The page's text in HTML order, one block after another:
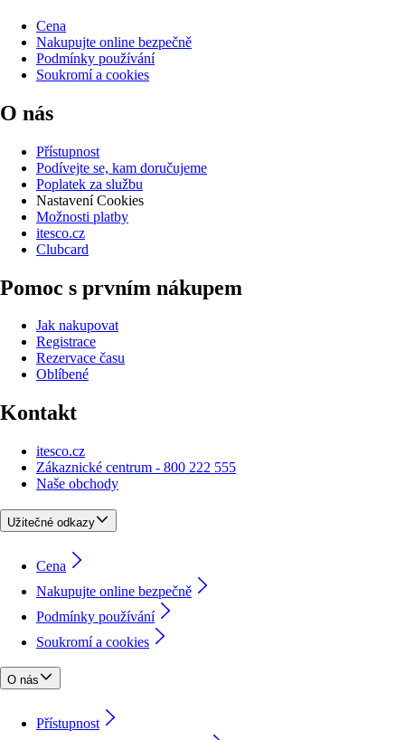
Cena
Nakupujte online bezpečně
Podmínky používání
Soukromí a cookies
O nás
Přístupnost
Podívejte se, kam doručujeme
Poplatek za službu
Nastavení Cookies
Možnosti platby
itesco.cz
Clubcard
Pomoc s prvním nákupem
Jak nakupovat
Registrace
Rezervace času
Oblíbené
Kontakt
itesco.cz
Zákaznické centrum - 800 222 555
Naše obchody
Užitečné odkazy
Cena
Nakupujte online bezpečně
Podmínky používání
Soukromí a cookies
O nás
Přístupnost